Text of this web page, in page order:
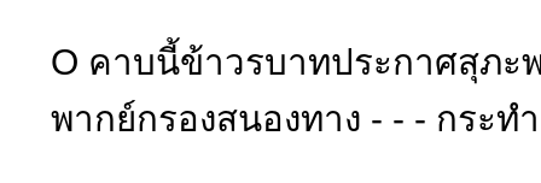
O คาบนี้ข้าวรบาทประกาศสุภะ
พากย์กรองสนองทาง - - - กระทำ